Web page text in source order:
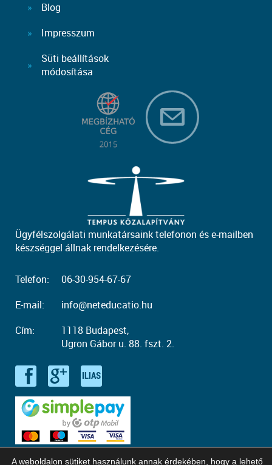
Blog
Impresszum
Süti beállítások
módosítása
Ügyfélszolgálati munkatársaink telefonon és e-mailben
készséggel állnak rendelkezésére.
Telefon:
06-30-954-67-67
E-mail:
info@neteducatio.hu
Cím:
1118 Budapest,
Ugron Gábor u. 88. fszt. 2.
A weboldalon sütiket használunk annak érdekében, hogy a lehető